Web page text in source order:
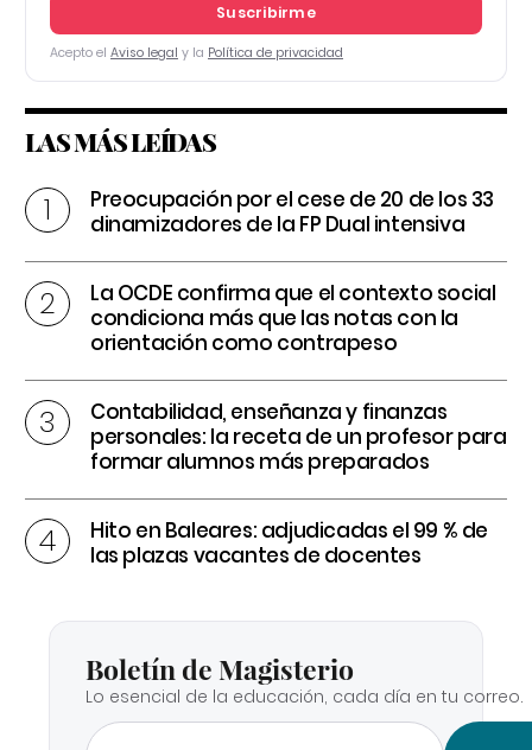
Suscribirme
Acepto el Aviso legal y la Política de privacidad
LAS MÁS LEÍDAS
Preocupación por el cese de 20 de los 33
dinamizadores de la FP Dual intensiva
La OCDE confirma que el contexto social
condiciona más que las notas con la
orientación como contrapeso
Contabilidad, enseñanza y finanzas
personales: la receta de un profesor para
formar alumnos más preparados
Hito en Baleares: adjudicadas el 99 % de
las plazas vacantes de docentes
Boletín de Magisterio
Lo esencial de la educación, cada día en tu correo.